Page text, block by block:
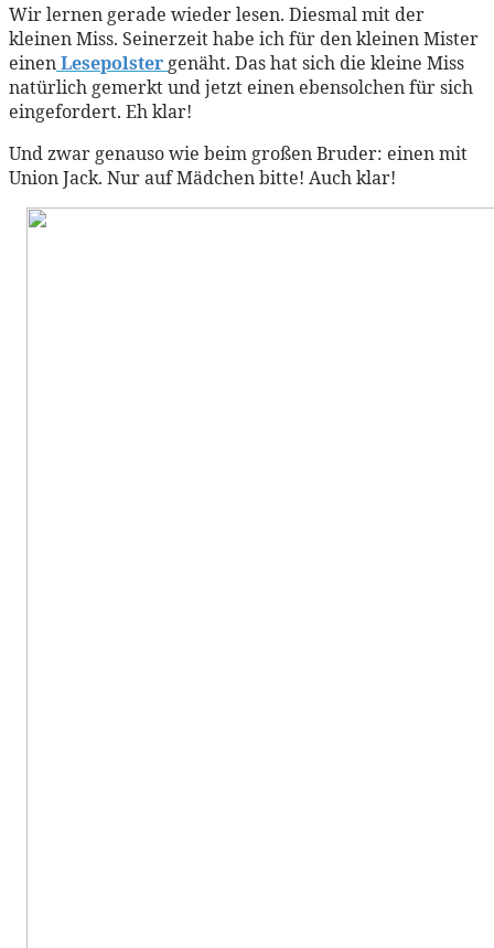
Wir lernen gerade wieder lesen. Diesmal mit der
kleinen Miss. Seinerzeit habe ich für den kleinen Mister
einenLesepolster genäht. Das hat sich die kleine Miss
natürlich gemerkt und jetzt einen ebensolchen für sich
eingefordert. Eh klar!
Und zwar genauso wie beim großen Bruder: einen mit
Union Jack. Nur auf Mädchen bitte! Auch klar!